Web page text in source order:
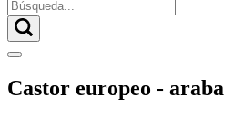
Castor europeo - araba